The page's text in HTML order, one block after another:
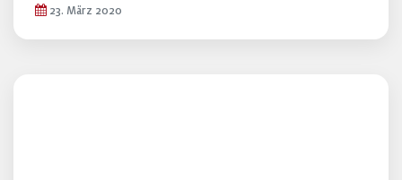
23. März 2020